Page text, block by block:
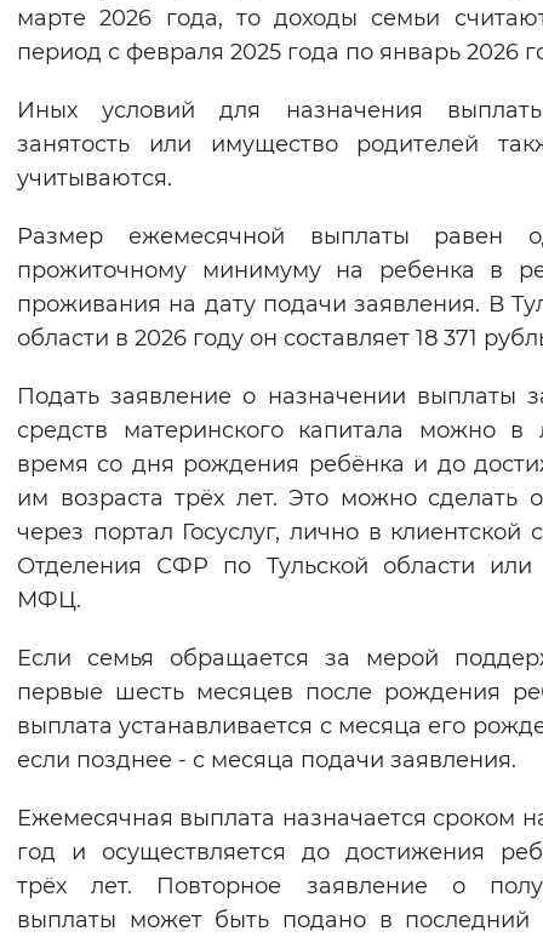
марте 2026 года, то доходы семьи
период с февраля 2025 года по январь 2026
Иных условий для назначения
занятость или имущество родителей
учитываются.
Размер ежемесячной выплаты равен
прожиточному минимуму на ребенка в
проживания на дату подачи заявления. В
области в 2026 году он составляет 18 371
Подать заявление о назначении выплаты
средств материнского капитала можно в
время со дня рождения ребёнка и до
им возраста трёх лет. Это можно сделать
через портал Госуслуг, лично в клиентской
Отделения СФР по Тульской области или
МФЦ.
Если семья обращается за мерой
первые шесть месяцев после рождения
выплата устанавливается с месяца его
если позднее - с месяца подачи заявления.
Ежемесячная выплата назначается сроком
год и осуществляется до достижения
трёх лет. Повторное заявление о
выплаты может быть подано в последний